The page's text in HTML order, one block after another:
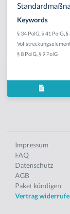
Keywords
§ 34 PolG § 41 PolG §
§ 8 PolG § 9 PolG
Impressum
FAQ
Datenschutz
AGB
Paket kündigen
Vertrag